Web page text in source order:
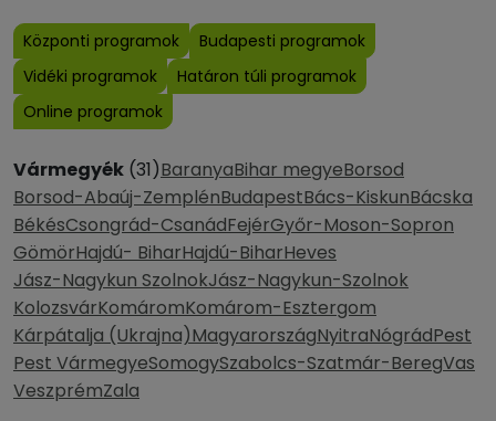
Központi programok
Budapesti programok
Vidéki programok
Határon túli programok
Online programok
Vármegyék (31)BaranyaBihar megyeBorsod
Borsod-Abaúj-ZemplénBudapestBács-KiskunBácska
BékésCsongrád-CsanádFejérGyőr-Moson-Sopron
GömörHajdú- BiharHajdú-BiharHeves
Jász-Nagykun SzolnokJász-Nagykun-Szolnok
KolozsvárKomáromKomárom-Esztergom
Kárpátalja (Ukrajna)MagyarországNyitraNógrádPest
Pest VármegyeSomogySzabolcs-Szatmár-BeregVas
VeszprémZala